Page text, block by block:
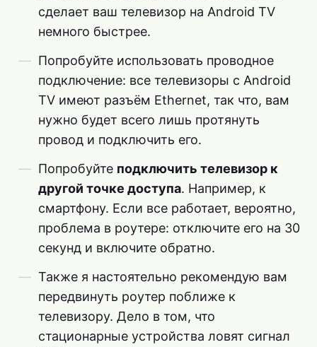
сделает ваш телевизор на Android TV
немного быстрее.
Попробуйте использовать проводное
подключение: все телевизоры с Android
TV имеют разъём Ethernet, так что, вам
нужно будет всего лишь протянуть
провод и подключить его.
Попробуйте подключить телевизор к
другой точке доступа. Например, к
смартфону. Если все работает, вероятно,
проблема в роутере: отключите его на 30
секунд и включите обратно.
Также я настоятельно рекомендую вам
передвинуть роутер поближе к
телевизору. Дело в том, что
стационарные устройства ловят сигнал